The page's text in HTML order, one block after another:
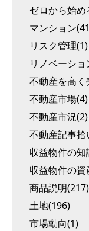
ゼロから始
マンション
リスク管理(1)
リノベーシ
不動産を高
不動産市場(4)
不動産市況(2)
不動産記事拾
収益物件の知
収益物件の
商品説明(217)
土地(196)
市場動向(1)